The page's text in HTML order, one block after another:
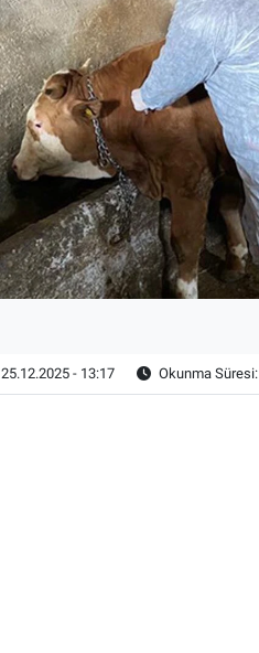
25.12.2025 - 13:17 Okunma